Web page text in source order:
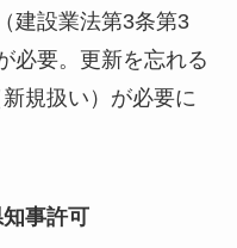
建設業法第3条第3
必要。更新を忘れる
規扱い）が必要に
事許可